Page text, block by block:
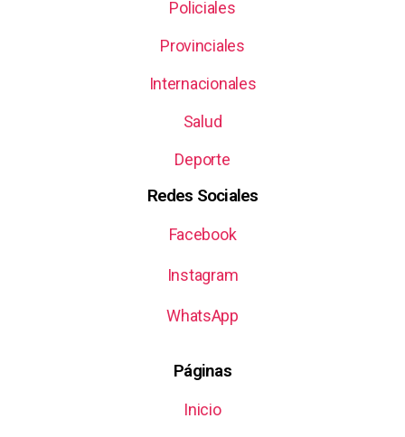
Policiales
Provinciales
Internacionales
Salud
Deporte
Redes Sociales
Facebook
Instagram
WhatsApp
Páginas
Inicio